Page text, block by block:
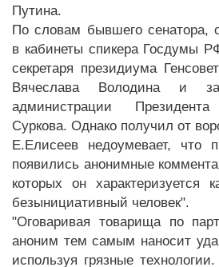
Путина.
По словам бывшего сенатора,
в кабинеты спикера Госдумы
секретаря президиума
Вячеслава Володина и
администрации
Суркова. Однако получил от
Е.Елисеев недоумевает, что
появились анонимные
которых он характеризуется
безынициативный человек".
"Оговаривая товарища по
аноним тем самым наносит
используя грязные